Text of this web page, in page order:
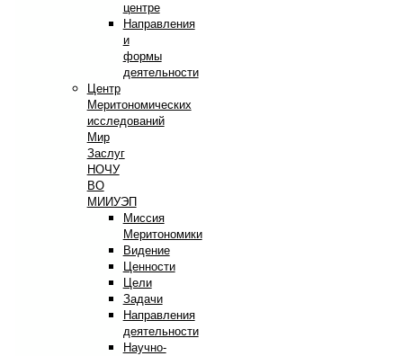
центре
Направления
и
формы
деятельности
Центр
Меритономических
исследований
Мир
Заслуг
НОЧУ
ВО
МИИУЭП
Миссия
Меритономики
Видение
Ценности
Цели
Задачи
Направления
деятельности
Научно-